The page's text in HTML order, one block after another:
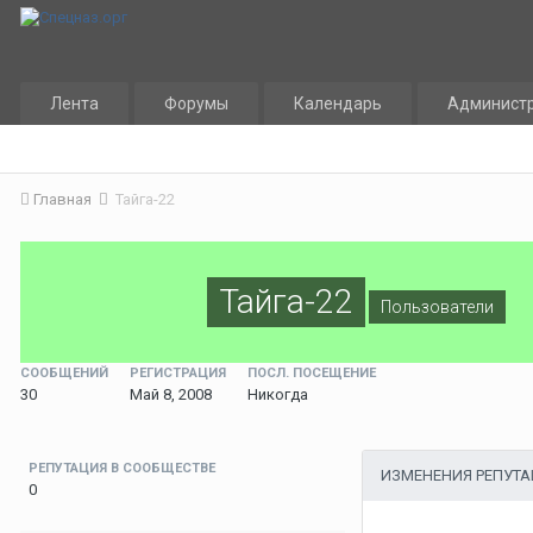
Лента Форумы Календарь
Главная Тайга-22
Тайга-22 Пользователи
СООБЩЕНИЙ
30
РЕГИСТРАЦИЯ
Май 8, 2008
ПОСЛ. ПОСЕЩЕНИЕ
Никогда
РЕПУТАЦИЯ В СООБЩЕСТВЕ
0
ИЗМЕНЕНИЯ